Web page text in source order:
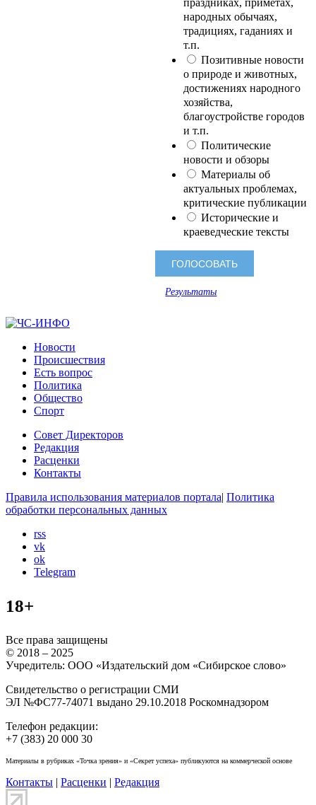
праздниках, приметах,
народных обычаях,
традициях, гаданиях и
т.п.
Позитивные новости
о природе и животных,
достижениях народного
хозяйства,
благоустройстве городов
и т.п.
Политические
новости и обзоры
Материалы об
актуальных проблемах,
критические публикации
Исторические и
краеведческие тексты
Результаты
Новости
Происшествия
Есть вопрос
Политика
Общество
Спорт
Совет Директоров
Редакция
Расценки
Контакты
Правила использования материалов портала| Политика
обработки персональных данных
rss
vk
ok
Telegram
18+
Все права защищены
© 2018 – 2025
Учредитель: ООО «Издательский дом «Сибирское слово»
Свидетельство о регистрации СМИ
ЭЛ №ФС77-74071 выдано 29.10.2018 Роскомнадзором
Телефон редакции:
+7 (383) 20 000 30
Материалы в рубриках «Точка зрения» и «Секрет успеха» публикуются на коммерческой основе
Контакты | Расценки | Редакция